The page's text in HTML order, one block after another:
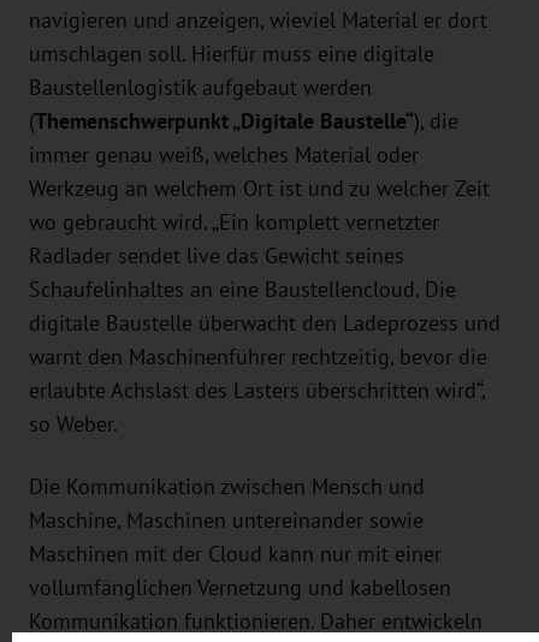
navigieren und anzeigen, wieviel Material er dort
umschlagen soll. Hierfür muss eine digitale
Baustellenlogistik aufgebaut werden
(Themenschwerpunkt „Digitale Baustelle“), die
immer genau weiß, welches Material oder
Werkzeug an welchem Ort ist und zu welcher Zeit
wo gebraucht wird. „Ein komplett vernetzter
Radlader sendet live das Gewicht seines
Schaufelinhaltes an eine Baustellencloud. Die
digitale Baustelle überwacht den Ladeprozess und
warnt den Maschinenführer rechtzeitig, bevor die
erlaubte Achslast des Lasters überschritten wird“,
so Weber.
Die Kommunikation zwischen Mensch und
Maschine, Maschinen untereinander sowie
Maschinen mit der Cloud kann nur mit einer
vollumfänglichen Vernetzung und kabellosen
Kommunikation funktionieren. Daher entwickeln